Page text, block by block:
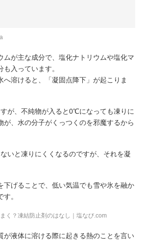
ムが主な成分で、塩化ナトリウムや塩化マ
入っています。
へ溶けると、「凝固点降下」が起こりま
が、不純物が入ると0℃になっても凍りに
が、水の分子がくっつくのを邪魔するから
いと凍りにくくなるのですが、それを凝
下げることで、低い気温でも雪や氷を融か
。
く？凍結防止剤のはなし｜塩なび.com
が液体に溶ける際に起きる熱のことを言い